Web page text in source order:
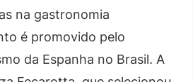
na gastronomia
é promovido pelo
da Espanha no Brasil. A